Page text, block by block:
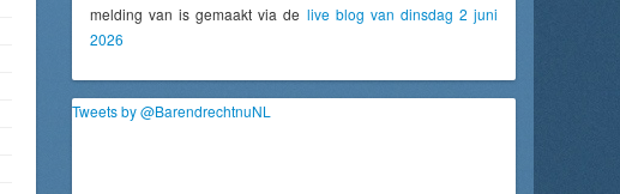
melding van is gemaakt via de live blog van dinsdag 2 juni
2026
Tweets by @BarendrechtnuNL